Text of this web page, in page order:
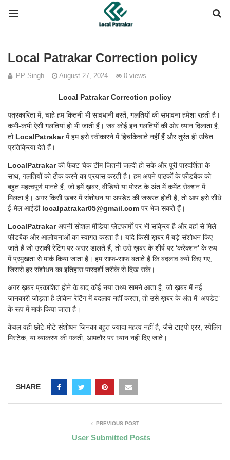
Local Patrakar Correction policy
PP Singh August 27, 2024 0 views
Local Patrakar Correction policy
पत्रकारिता में, चाहे हम कितनी भी सावधानी बरतें, गलतियों की संभावना हमेशा रहती है।
कभी-कभी ऐसी गलतियां हो भी जाती हैं। जब कोई इन गलतियों की ओर ध्यान दिलाता है,
तो LocalPatrakarमें हम इसे स्वीकारने में हिचकिचाते नहीं हैं और तुरंत ही उचित
प्रतिक्रिया देते हैं।
LocalPatrakarकी फैक्ट चेक टीम जितनी जल्दी हो सके और पूरी पारदर्शिता के
साथ, गलतियों को ठीक करने का प्रयास करती है। हम अपने पाठकों के फीडबैक को
बहुत महत्वपूर्ण मानते हैं, जो हमें ख़बर, वीडियो या पोस्ट के अंत में कमेंट सेक्शन में
मिलता है। अगर किसी ख़बर में संशोधन या अपडेट की जरूरत होती है, तो आप इसे सीधे
ई-मेल आईडी localpatrakar05@gmail.com पर भेज सकते हैं।
LocalPatrakarअपनी सोशल मीडिया प्लेटफार्मों पर भी सक्रिय है और वहां से मिले
फीडबैक और आलोचनाओं का स्वागत करता है। यदि किसी ख़बर में बड़े संशोधन किए
जाते हैं जो उसकी रेटिंग पर असर डालते हैं, तो उसे ख़बर के शीर्ष पर ‘करेक्शन’ के रूप
में प्रमुखता से मार्क किया जाता है। हम साफ-साफ बताते हैं कि बदलाव क्यों किए गए,
जिससे हर संशोधन का इतिहास पारदर्शी तरीके से दिख सके।
अगर ख़बर प्रकाशित होने के बाद कोई नया तथ्य सामने आता है, जो ख़बर में नई
जानकारी जोड़ता है लेकिन रेटिंग में बदलाव नहीं करता, तो उसे ख़बर के अंत में ‘अपडेट’
के रूप में मार्क किया जाता है।
केवल वही छोटे-मोटे संशोधन जिनका बहुत ज्यादा महत्व नहीं है, जैसे टाइपो एरर, स्पेलिंग
मिस्टेक, या व्याकरण की गलती, आमतौर पर ध्यान नहीं दिए जाते।
SHARE
PREVIOUS POST
User Submitted Posts